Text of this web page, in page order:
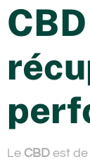
Le CBD est